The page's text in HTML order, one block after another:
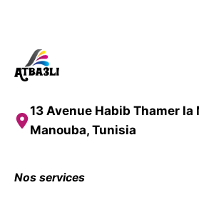
13 Avenue Habib Thamer la
Manouba, Tunisia
Nos services